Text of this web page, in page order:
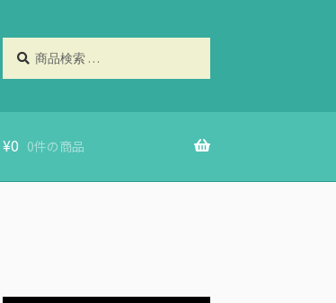
¥0 0件の商品